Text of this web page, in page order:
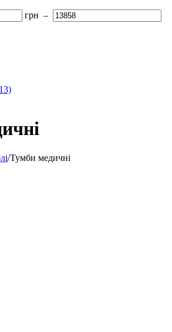
грн –
/Тумби медичні